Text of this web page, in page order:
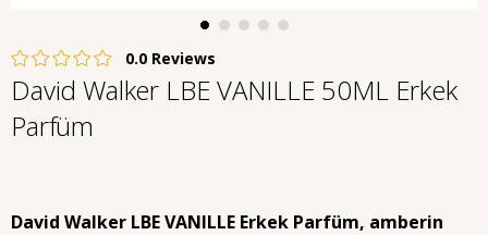
0.0
David Walker LBE VANILLE 50ML Erkek
Parfüm
David Walker LBE VANILLE Erkek Parfüm, amberin